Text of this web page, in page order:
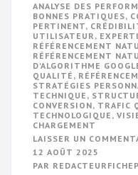
ANALYSE DES
BONNES PRATIQUES,
PERTINENT,
UTILISATEUR ,
RÉFÉRENCEMENT
RÉFÉRENCEMENT
D'ALGORITHME
QUALITÉ ,
STRATÉGIES
TECHNIQUE ,
CONVERSION, TRAFIC
TECHNOLOGIQUE ,
CHARGEMENT
LAISSER UN
12 AOÛT 2025
PAR